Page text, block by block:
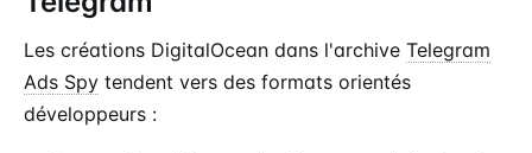
Les créations DigitalOcean dans l'archive Telegram
Ads Spy tendent vers des formats orientés
développeurs :